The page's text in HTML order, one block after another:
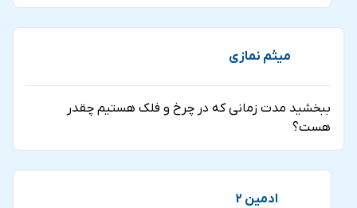
میثم نمازی
ببخشید مدت زمانی که در چرخ و فلک هستیم چقدر
هست؟
ادمین 2